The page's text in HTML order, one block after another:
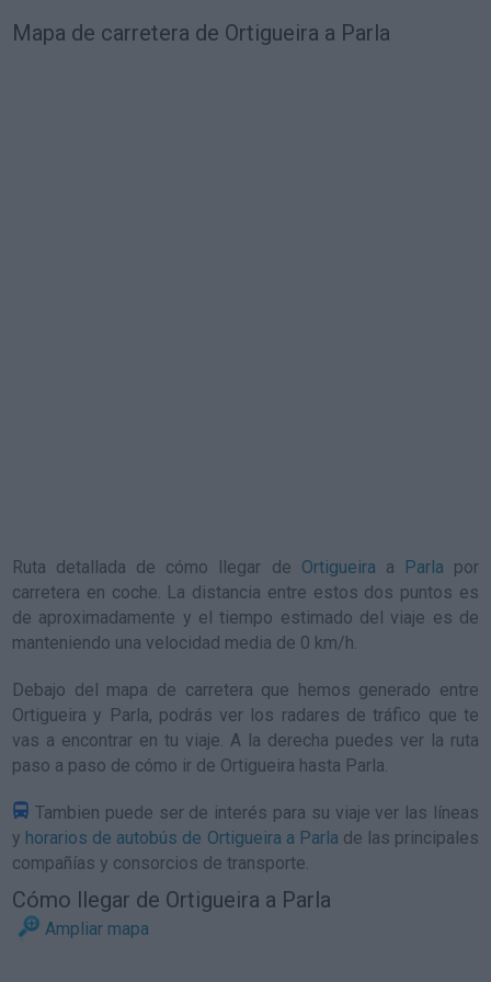
Mapa de carretera de Ortigueira a Parla
Ruta detallada de cómo llegar de Ortigueira a Parla por
carretera en coche. La distancia entre estos dos puntos es
de aproximadamente y el tiempo estimado del viaje es de
manteniendo una velocidad media de 0 km/h.
Debajo del mapa de carretera que hemos generado entre
Ortigueira y Parla, podrás ver los radares de tráfico que te
vas a encontrar en tu viaje. A la derecha puedes ver la ruta
paso a paso de cómo ir de Ortigueira hasta Parla.
Tambien puede ser de interés para su viaje ver las líneas
y horarios de autobús de Ortigueira a Parla de las principales
compañías y consorcios de transporte.
Cómo llegar de Ortigueira a Parla
Ampliar mapa